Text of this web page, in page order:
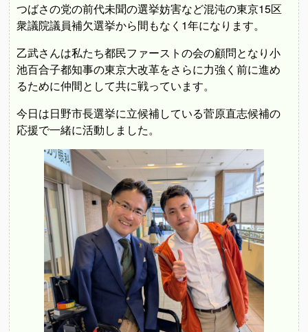
つばさの党の前代未聞の選挙妨害など混沌の東京15区
衆議院議員補欠選挙から間もなく1年になります。
乙武さんは私たち都民ファーストの会の顧問となり小
池百合子都知事の東京大改革をさらに力強く前に進め
るために仲間として共に戦っています。
今日は日野市長選挙に立候補している菅原直志候補の
応援で一緒に活動しました。